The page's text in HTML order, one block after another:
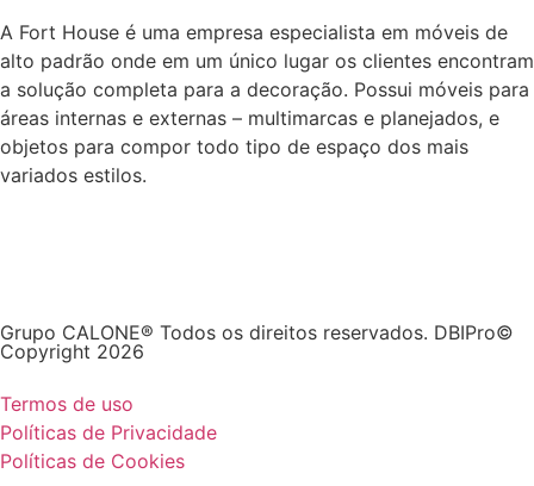
A Fort House é uma empresa especialista em móveis de
alto padrão onde em um único lugar os clientes encontram
a solução completa para a decoração. Possui móveis para
áreas internas e externas – multimarcas e planejados, e
objetos para compor todo tipo de espaço dos mais
variados estilos.
Grupo CALONE® Todos os direitos reservados. DBIPro©
Copyright 2026
Termos de uso
Políticas de Privacidade
Políticas de Cookies